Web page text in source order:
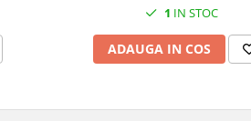
1 IN STOC
ADAUGA IN COS